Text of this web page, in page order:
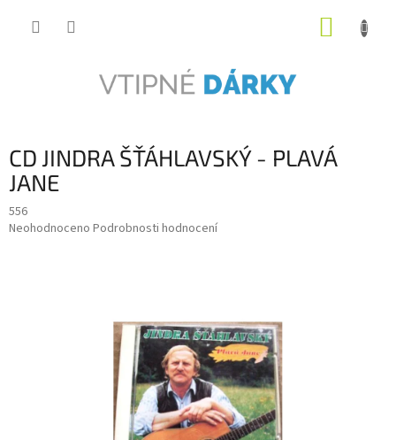
CD JINDRA ŠŤÁHLAVSKÝ - PLAVÁ
JANE
556
Průměrné
Neohodnoceno Podrobnosti hodnocení